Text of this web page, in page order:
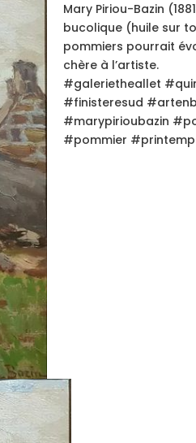
Mary Piriou-Bazin
bucolique (huile sur
pommiers pourrait
chère à l’artiste.
#galerietheallet
#finisteresud
#marypirioubazin
#pommier